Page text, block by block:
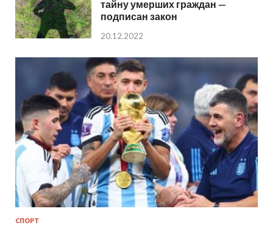
тайну умерших граждан —
подписан закон
20.12.2022
СПОРТ